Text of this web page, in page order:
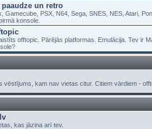
un retro
Gamecube, PSX, N64, Sega, SNES, NES, Atari,
konsole.
offtopic. Pārējās platformas. Emulācija. Tev ir
vēstījums, kam nav vietas citur. Citiem vārdiem -
kas jāzina arī tev.